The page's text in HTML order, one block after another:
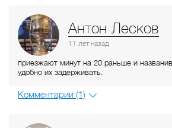
Антон Лесков
11 летназад
приезжают минут на 20 раньше и
удобно их задерживать.
Комментарии (1)